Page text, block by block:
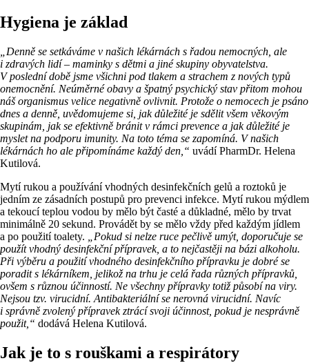
Hygiena je základ
„Denně se setkáváme v našich lékárnách s řadou nemocných, ale
i zdravých lidí – maminky s dětmi a jiné skupiny obyvatelstva.
V poslední době jsme všichni pod tlakem a strachem z nových typů
onemocnění. Neúměrné obavy a špatný psychický stav přitom mohou
náš organismus velice negativně ovlivnit. Protože o nemocech je psáno
dnes a denně, uvědomujeme si, jak důležité je sdělit všem věkovým
skupinám, jak se efektivně bránit v rámci prevence a jak důležité je
myslet na podporu imunity. Na toto téma se zapomíná. V našich
lékárnách ho ale připomínáme každý den,“ uvádí PharmDr. Helena
Kutilová.
Mytí rukou a používání vhodných desinfekčních gelů a roztoků je
jedním ze zásadních postupů pro prevenci infekce. Mytí rukou mýdlem
a tekoucí teplou vodou by mělo být časté a důkladné, mělo by trvat
minimálně 20 sekund. Provádět by se mělo vždy před každým jídlem
a po použití toalety.
„Pokud si nelze ruce pečlivě umýt, doporučuje se
použít vhodný desinfekční přípravek, a to nejčastěji na bázi alkoholu.
Při výběru a použití vhodného desinfekčního přípravku je dobré se
poradit s lékárníkem, jelikož na trhu je celá řada různých přípravků,
ovšem s různou účinností. Ne všechny přípravky totiž působí na viry.
Nejsou tzv. virucidní. Antibakteriální se nerovná virucidní. Navíc
i správně zvolený přípravek ztrácí svoji účinnost, pokud je nesprávně
použit,“ dodává Helena Kutilová.
Jak je to s rouškami a respirátory